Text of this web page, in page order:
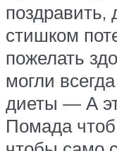
стишком
пожелать
могли
диеты — А
Помада